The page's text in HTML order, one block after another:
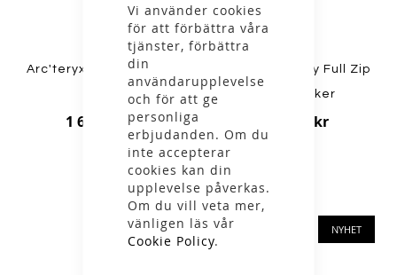
Vi använder cookies
för att förbättra våra
tjänster, förbättra
din
användarupplevelse
och för att ge
personliga
erbjudanden. Om du
inte accepterar
cookies kan din
upplevelse påverkas.
Om du vill veta mer,
vänligen läs vår
Cookie Policy.
Arc'teryx - M Kyanite LT
1 699,00 kr
Ivanhoe - Henry Full Zip
Windbreaker
2 199,00 kr
NYHET NYHET